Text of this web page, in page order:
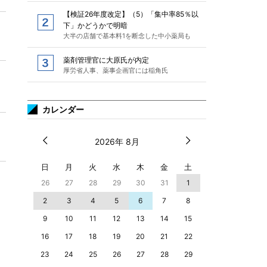
【検証26年度改定】（5）「集中率85％以
下」かどうかで明暗
大半の店舗で基本料1を断念した中小薬局も
薬剤管理官に大原氏が内定
厚労省人事、薬事企画官には稲角氏
カレンダー
2026年 8月
日 月 火 水 木 金 土
26 27 28 29 30 31
1
2
3 4 5 6 7
8
9
10 11 12 13 14
15
16
17 18 19 20 21
22
23
24 25 26 27 28 29